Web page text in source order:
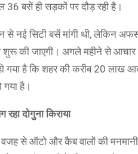
बसें ही सड़कों पर दौड़ रही है।
नई सिटी बसें मांगी थी, लेकिन
शुरू की जाएगी। अगले महीने से
गया है कि शहर की करीब 20 लाख
है।
दोगुना किराया
से ऑटो और कैब वालों की